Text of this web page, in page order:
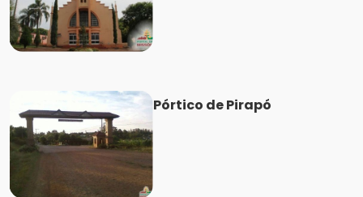
Pórtico de Pirapó